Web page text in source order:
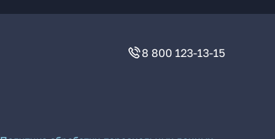
8 800 123-13-15